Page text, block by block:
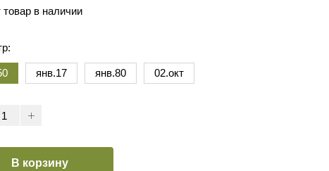
товар в наличии
янв.17 янв.80 02.окт
В корзину